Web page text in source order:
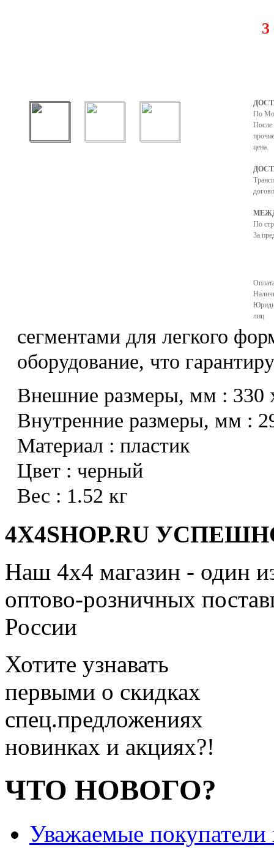
3
По
После
цена.
По
За
лиц
сегментами для легкого
оборудование, что
Внешние размеры, мм : 330
Внутренние размеры, мм :
Материал : пластик
Цвет : черный
Вес : 1.52 кг
4X4SHOP.RU
Наш 4x4 магазин - один
оптово-розничных
России
Хотите узнавать
первыми о скидках
спец.предложениях
новинках и акциях?!
ЧТО НОВОГО?
Уважаемые